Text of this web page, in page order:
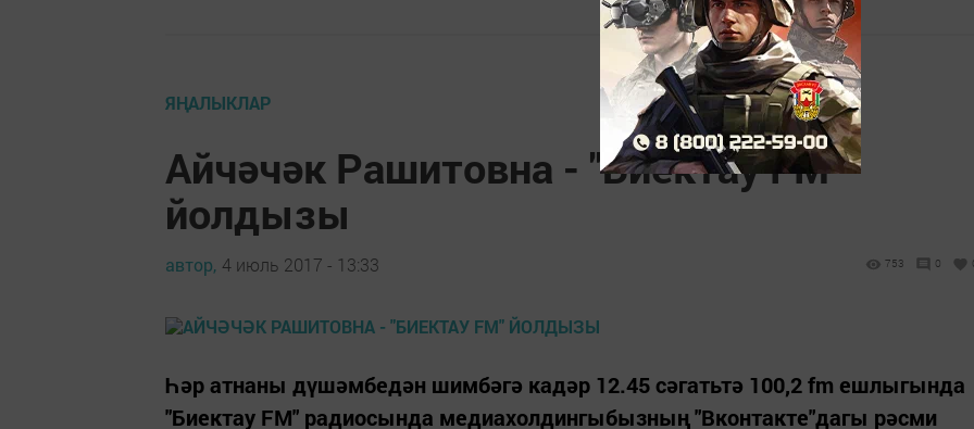
ЯҢАЛЫКЛАР
Айчәчәк Рашитовна - "Биектау FM"
йолдызы
автор, 4 июль 2017 - 13:33 753 0
Һәр атнаны дүшәмбедән шимбәгә кадәр 12.45 сәгатьтә 100,2 fm ешлыгында
"Биектау FM" радиосында медиахолдингыбызның "Вконтакте"дагы рәсми